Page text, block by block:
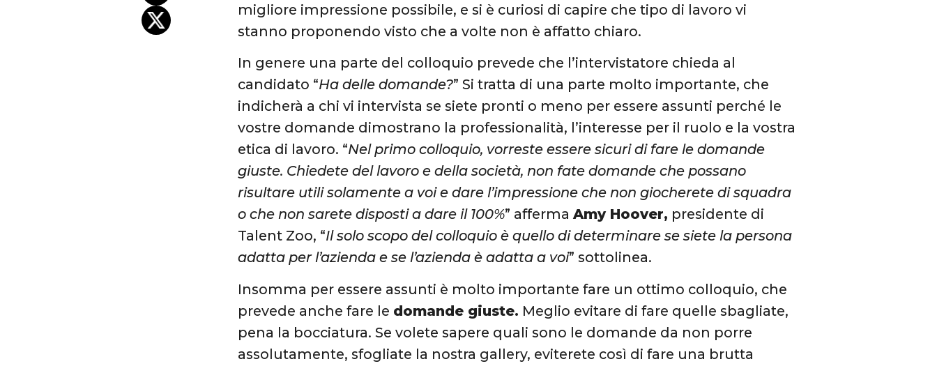
migliore impressione possibile, e si è curiosi di capire che tipo di lavoro vi
stanno proponendo visto che a volte non è affatto chiaro.
In genere una parte del colloquio prevede che l’intervistatore chieda al
candidato “Ha delle domande?” Si tratta di una parte molto importante, che
indicherà a chi vi intervista se siete pronti o meno per essere assunti perché le
vostre domande dimostrano la professionalità, l’interesse per il ruolo e la vostra
etica di lavoro. “Nel primo colloquio, vorreste essere sicuri di fare le domande
giuste. Chiedete del lavoro e della società, non fate domande che possano
risultare utili solamente a voi e dare l’impressione che non giocherete di squadra
o che non sarete disposti a dare il 100%” affermaAmy Hoover, presidente di
Talent Zoo, “Il solo scopo del colloquio è quello di determinare se siete la persona
adatta per l’azienda e se l’azienda è adatta a voi” sottolinea.
Insomma per essere assunti è molto importante fare un ottimo colloquio, che
prevede anche fare le domande giuste. Meglio evitare di fare quelle sbagliate,
pena la bocciatura. Se volete sapere quali sono le domande da non porre
assolutamente, sfogliate la nostra gallery, eviterete così di fare una brutta